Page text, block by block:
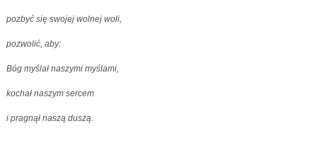
pozbyć się swojej wolnej woli,
pozwolić, aby:
Bóg myślał naszymi myślami,
kochał naszym sercem
i pragnął naszą duszą.